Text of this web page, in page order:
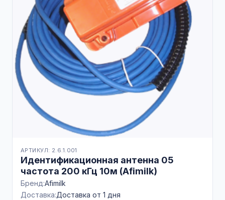
АРТИКУЛ: 2.6.1.001
Идентификационная антенна 05
частота 200 кГц 10м (Afimilk)
Бренд:Afimilk
Доставка:Доставка от 1 дня